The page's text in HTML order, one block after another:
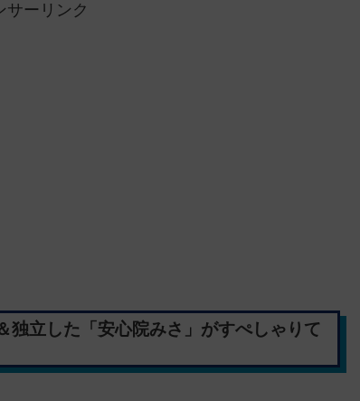
サーリンク
立した「安心院みさ」がすぺしゃりて